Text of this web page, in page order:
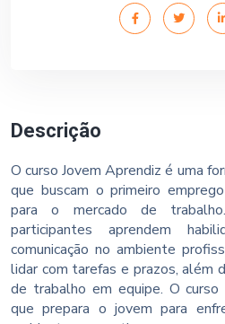
Descrição
O curso Jovem Aprendiz é uma
que buscam o primeiro
para o mercado de
participantes aprendem
comunicação no ambiente
lidar com tarefas e prazos, além
de trabalho em equipe. O
que prepara o jovem para